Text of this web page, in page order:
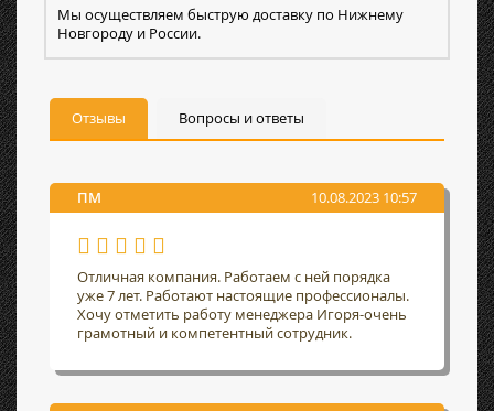
Мы осуществляем быструю доставку по Нижнему
Новгороду и России.
Отзывы Вопросы и ответы
ПМ 10.08.2023 10:57
Отличная компания. Работаем с ней порядка
уже 7 лет. Работают настоящие профессионалы.
Хочу отметить работу менеджера Игоря-очень
грамотный и компетентный сотрудник.